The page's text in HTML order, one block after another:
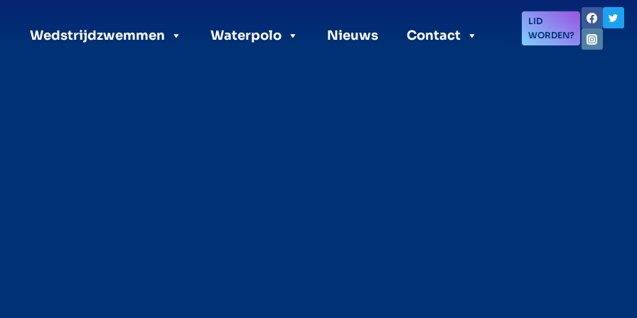
Wedstrijdzwemmen Waterpolo Nieuws Contact
LID
WORDEN?